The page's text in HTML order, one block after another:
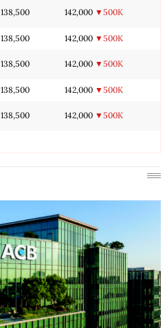
138,500 142,000 ▼500K
138,500 142,000 ▼500K
138,500 142,000 ▼500K
138,500 142,000 ▼500K
138,500 142,000 ▼500K